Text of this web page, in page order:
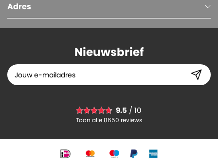
In winkelwagen
Adres
Nieuwsbrief
9.5 / 10
Toon alle 8650 reviews